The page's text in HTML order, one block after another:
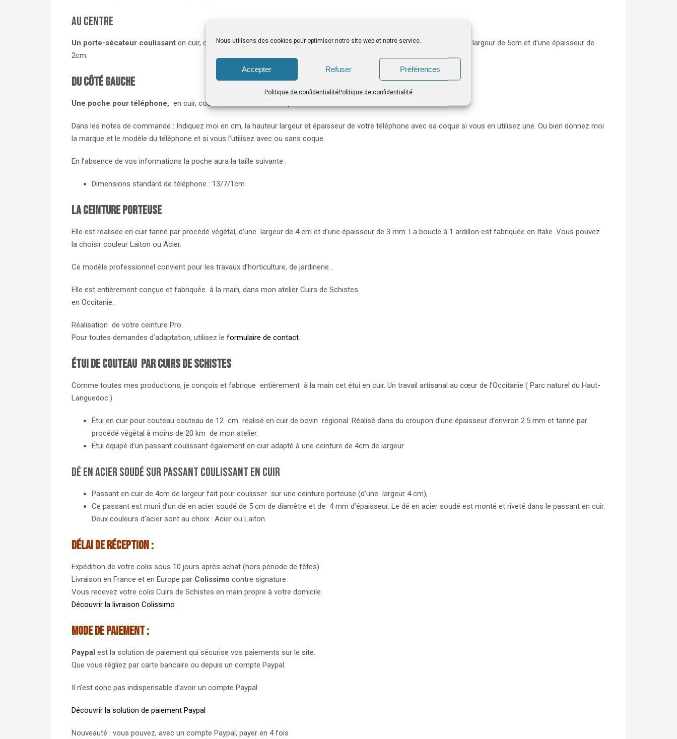
Nous utilisons des cookies pour optimiser notre site web et notre service.
Accepter Refuser Préférences
Politique de confidentialitéPolitique de confidentialité
Au centre
Un porte-sécateur coulissant en cuir, cousu et riveté. Cet étui est adapté à un sécateur d’une longueur de 20 cm, d’une largeur de 5cm et d’une épaisseur de
2cm.
Du côté gauche
Une poche pour téléphone, en cuir, coulissante sur la ceinture porteuse.
Dans les notes de commande : Indiquez moi en cm, la hauteur largeur et épaisseur de votre téléphone avec sa coque si vous en utilisez une. Ou bien donnez moi
la marque et le modèle du téléphone et si vous l’utilisez avec ou sans coque.
En l’absence de vos informations la poche aura la taille suivante :
Dimensions standard de téléphone : 13/7/1cm
La ceinture porteuse
Elle est réalisée en cuir tanné par procédé végétal, d’une largeur de 4 cm et d’une épaisseur de 3 mm. La boucle à 1 ardillon est fabriquée en Italie. Vous pouvez
la choisir couleur Laiton ou Acier.
Ce modèle professionnel convient pour les travaux d’horticulture, de jardinerie…
Elle est entièrement conçue et fabriquée à la main, dans mon atelier Cuirs de Schistes
en Occitanie.
Réalisation de votre ceinture Pro.
Pour toutes demandes d’adaptation, utilisez le formulaire de contact
Étui de couteau par Cuirs De Schistes
Comme toutes mes productions, je conçois et fabrique entièrement à la main cet étui en cuir. Un travail artisanal au cœur de l’Occitanie ( Parc naturel du Haut-
Languedoc.)
Étui en cuir pour couteau couteau de 12 cm réalisé en cuir de bovin régional. Réalisé dans du croupon d’une épaisseur d’environ 2.5 mm et tanné par
procédé végétal à moins de 20 km de mon atelier.
Étui équipé d’un passant coulissant également en cuir adapté à une ceinture de 4cm de largeur
Dé en acier soudé sur passant coulissant en cuir
Passant en cuir de 4cm de largeur fait pour coulisser sur une ceinture porteuse (d’une largeur 4 cm),
Ce passant est muni d’un dé en acier soudé de 5 cm de diamètre et de 4 mm d’épaisseur. Le dé en acier soudé est monté et riveté dans le passant en cuir.
Deux couleurs d’acier sont au choix : Acier ou Laiton.
Délai de réception :
Expédition de votre colis sous 10 jours après achat (hors période de fêtes).
Livraison en France et en Europe par Colissimo contre signature.
Vous recevez votre colis Cuirs de Schistes en main propre à votre domicile.
Découvrir la livraison Colissimo
Mode de paiement :
Paypal est la solution de paiement qui sécurise vos paiements sur le site.
Que vous régliez par carte bancaire ou depuis un compte Paypal.
Il n’est donc pas indispensable d’avoir un compte Paypal
Découvrir la solution de paiement Paypal
Nouveauté : vous pouvez, avec un compte Paypal, payer en 4 fois